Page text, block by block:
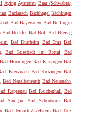
Aying Aystetten Baar (Schwaben)
Bacharach Bachhagel Bächingen
Bad Bayersoien Bad Bellingen
Bad Bocklet Bad Boll Bad Breisig
Bad Dürrheim Bad Ems Bad
Bad Griesbach im Rottal
Bad
Bad Hönningen Bad Kissingen Bad
Kreuznach Bad Krozingen Bad
Bad Neualbenreuth Bad Neuenahr-
Rappenau Bad Reichenhall Bad
Saulgau Bad Schönborn
Bad
Bad Teinach-Zavelstein Bad Tölz